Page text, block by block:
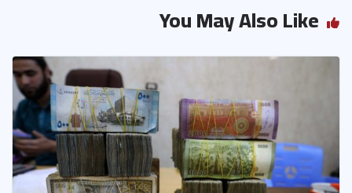
You May Also Like